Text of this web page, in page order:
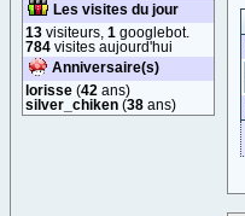
Les visites du jour
13 visiteurs, 1 googlebot.
784 visites aujourd'hui
Anniversaire(s)
lorisse (42 ans)
silver_chiken (38 ans)